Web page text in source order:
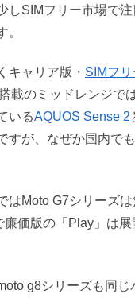
しSIMフリー市場で
。
キャリア版・ SIMフリ
載のミッドレンジで
いるAQUOS Sense 2
すが、なぜか国内で
はMoto G7シリーズは
廉価版の「Play」は
g8シリーズも同じ